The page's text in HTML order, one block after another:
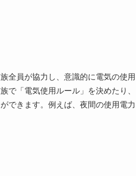
全員が協力し、意識的に電気の使用
で「電気使用ルール」を決めたり、
できます。例えば、夜間の使用電力